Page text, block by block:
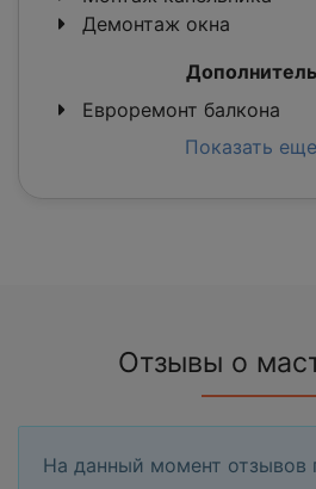
Демонтаж окна
Евроремонт балкона
Показать
Отзывы о
На данный момент отзывов